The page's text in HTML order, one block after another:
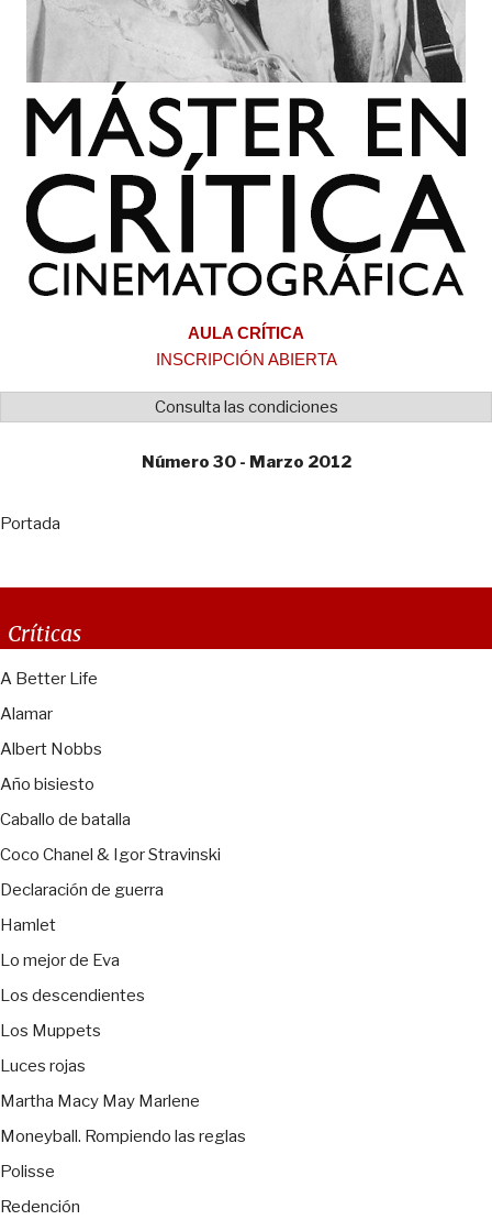
AULA CRÍTICA
INSCRIPCIÓN ABIERTA
Consulta las condiciones
Número 30 - Marzo 2012
Portada
Críticas
A Better Life
Alamar
Albert Nobbs
Año bisiesto
Caballo de batalla
Coco Chanel & Igor Stravinski
Declaración de guerra
Hamlet
Lo mejor de Eva
Los descendientes
Los Muppets
Luces rojas
Martha Macy May Marlene
Moneyball. Rompiendo las reglas
Polisse
Redención